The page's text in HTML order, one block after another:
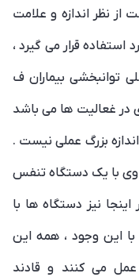
نظر اندازه و علامت
استفاده قرار می گیرد ،
توانبخشی بیماران ف
در غعالیت ها می باشد
بزرگ عملی نیست .
وی با یک دستگاه تنفس
نیز دستگاه ها با
با این وجود ، همه این
می کنند و قادند